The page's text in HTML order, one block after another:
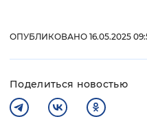
ОПУБЛИКОВАНО 16.05.2025
Поделиться новостью